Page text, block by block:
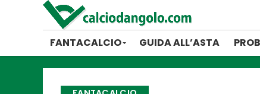
FANTACALCIO GUIDA ALL’ASTA